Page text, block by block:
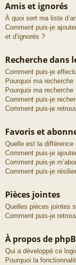
Amis et ignorés
À quoi sert ma liste
Comment puis-je
et d’ignorés ?
Recherche dans
Comment puis-je
Pourquoi ma
Pourquoi ma
Comment puis-je
Comment puis-je
Favoris et
Quelle est la
Comment puis-je
Comment puis-je
Comment puis-je
Pièces jointes
Quelles pièces jointes
Comment puis-je
À propos de
Qui a développé ce
Pourquoi la